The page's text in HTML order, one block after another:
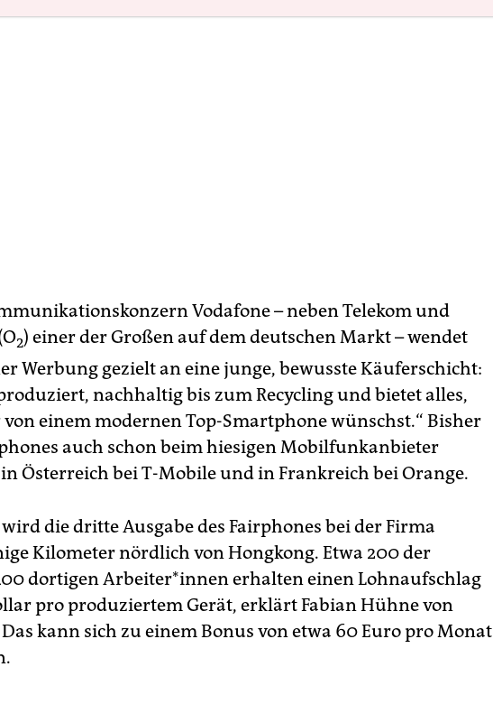
Vodafone – neben Telekom und
2) einer der Großen auf dem deutschen Markt – wendet
Werbung gezielt an eine junge, bewusste Käuferschicht:
nachhaltig bis zum Recycling und bietet alles,
einem modernen Top-Smartphone wünschst.“ Bisher
auch schon beim hiesigen Mobilfunkanbieter
Österreich bei T-Mobile und in Frankreich bei Orange.
die dritte Ausgabe des Fairphones bei der Firma
Kilometer nördlich von Hongkong. Etwa 200 der
dortigen Arbeiter*innen erhalten einen Lohnaufschlag
pro produziertem Gerät, erklärt Fabian Hühne von
kann sich zu einem Bonus von etwa 60 Euro pro Monat